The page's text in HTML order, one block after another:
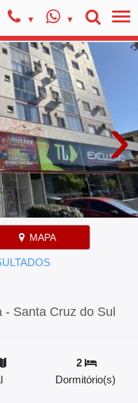
›
MAPA
- Santa Cruz do Sul
2
Dormitório(s)